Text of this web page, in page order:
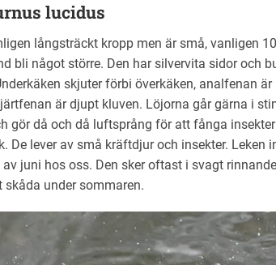
lucidus
långsträckt kropp men är små, vanligen
bli något större. Den har silvervita sidor och
skjuter förbi överkäken, analfenan
är djupt kluven. Löjorna går gärna i
gör då och då luftsprång för att fånga
De lever av små kräftdjur och insekter. Leken
juni hos oss. Den sker oftast i svagt
skåda under sommaren.